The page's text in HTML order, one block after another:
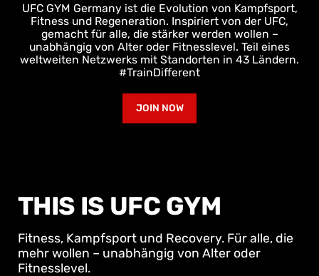
UFC GYM Germany ist die Evolution von Kampfsport,
Fitness und Regeneration. Inspiriert von der UFC,
gemacht für alle, die stärker werden wollen –
unabhängig von Alter oder Fitnesslevel. Teil eines
weltweiten Netzwerks mit Standorten in 43 Ländern.
#TrainDifferent
JOIN NOW
THIS IS UFC GYM
Fitness, Kampfsport und Recovery. Für alle, die
mehr wollen – unabhängig von Alter oder
Fitnesslevel.